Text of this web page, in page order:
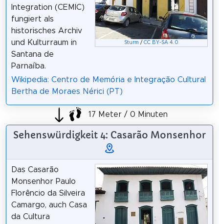
Sturm /CC BY-SA 4.0
Integration (CEMIC)
fungiert als
historisches Archiv
und Kulturraum in
Santana de
Parnaíba.
Wikipedia: Centro de Memória e Integração Cultural
Bertha de Moraes Nérici (PT)
17 Meter / 0 Minuten
Sehenswürdigkeit 4: Casarão Monsenhor
Das Casarão
Monsenhor Paulo
Florêncio da Silveira
Camargo, auch Casa
da Cultura